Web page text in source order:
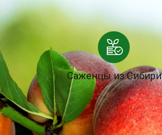
Саженцы из Сибири